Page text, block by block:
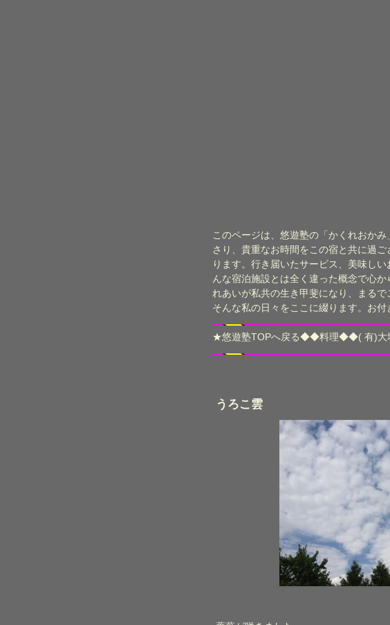
このページは、悠遊塾の「かくれおか
さり、貴重なお時間をこの宿と共に過
ります。行き届いたサービス、美味し
んな宿泊施設とは全く違った概念で心
れあいが私共の生き甲斐になり、まる
そんな私の日々をここに綴ります。お付
★悠遊塾TOPへ戻る◆◆料理◆◆( 有)大
うろこ雲